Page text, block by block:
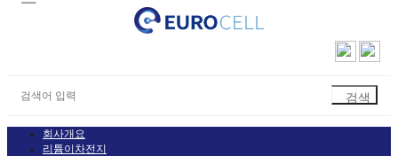
회사개요
리튬이차전지